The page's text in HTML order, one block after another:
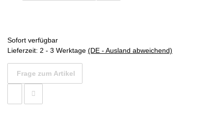
Sofort verfügbar
Lieferzeit: 2 - 3 Werktage (DE - Ausland abweichend)
Frage zum Artikel